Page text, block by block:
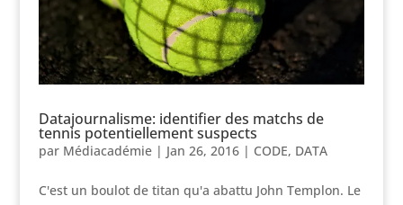
Datajournalisme: identifier des matchs de
tennis potentiellement suspects
par Médiacadémie| Jan 26, 2016| CODE, DATA
C'est un boulot de titan qu'a abattu John Templon. Le